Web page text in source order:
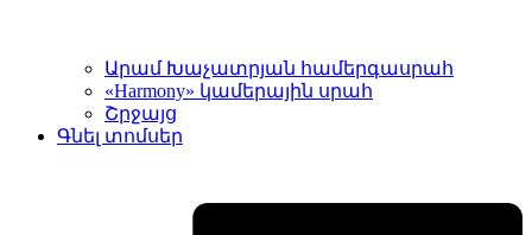
Արամ Խաչատրյան համերգասրահ
«Harmony» կամերային սրահ
Շրջայց
Գնել տոմսեր